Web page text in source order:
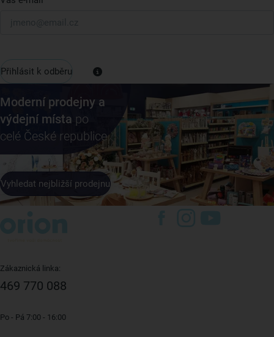
Přihlásit k odběru
Moderní prodejny a
výdejní místa po
celé České republice
Vyhledat nejbližší prodejnu
Zákaznická linka:
469 770 088
Po - Pá 7:00 - 16:00